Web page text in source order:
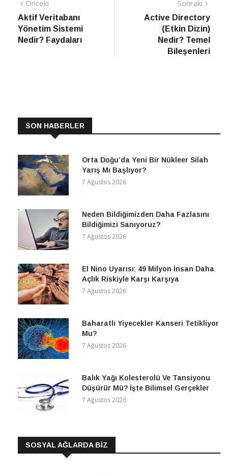
Yazı
gezinmesi
Önceki
haber
Aktif Veritabanı
Yönetim Sistemi
Nedir? Faydaları
Sonraki
Active Directory
(Etkin Dizin)
Nedir? Temel
Bileşenleri
SON HABERLER
Orta Doğu’da Yeni Bir Nükleer Silah
Yarış Mı Başlıyor?
7 Ağustos 2026
Neden Bildiğimizden Daha Fazlasını
Bildiğimizi Sanıyoruz?
7 Ağustos 2026
El Nino Uyarısı: 49 Milyon İnsan Daha
Açlık Riskiyle Karşı Karşıya
7 Ağustos 2026
Baharatlı Yiyecekler Kanseri Tetikliyor
Mu?
7 Ağustos 2026
Balık Yağı Kolesterolü Ve Tansiyonu
Düşürür Mü? İşte Bilimsel Gerçekler
7 Ağustos 2026
SOSYAL AĞLARDA BİZ